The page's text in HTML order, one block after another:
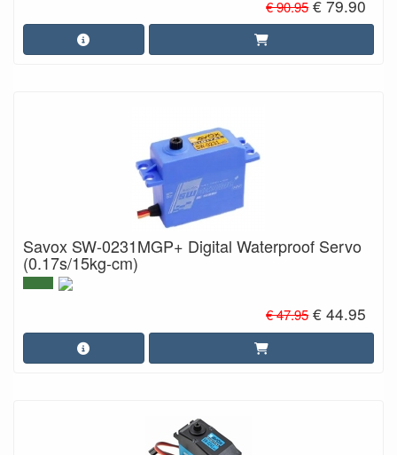
€ 90.95 € 79.90
Savox SW-0231MGP+ Digital Waterproof Servo
(0.17s/15kg-cm)
€ 47.95 € 44.95